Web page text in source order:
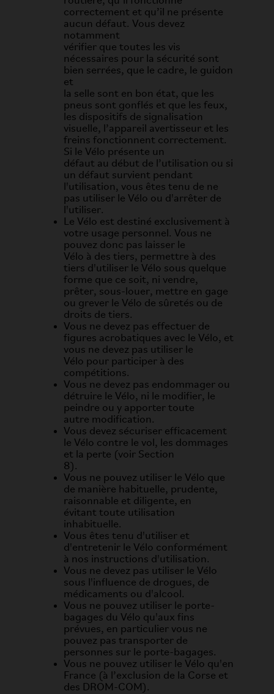
correctement et qu’il ne présente
aucun défaut. Vous devez
notamment
vérifier que toutes les vis
nécessaires pour la sécurité sont
bien serrées, que le cadre, le guidon
et
la selle sont en bon état, que les
pneus sont gonflés et que les feux,
les dispositifs de signalisation
visuelle, l’appareil avertisseur et les
freins fonctionnent correctement.
Si le Vélo présente un
défaut au début de l’utilisation ou si
un défaut survient pendant
l'utilisation, vous êtes tenu de ne
pas utiliser le Vélo ou d'arrêter de
l'utiliser.
Le Vélo est destiné exclusivement à
votre usage personnel. Vous ne
pouvez donc pas laisser le
Vélo à des tiers, permettre à des
tiers d'utiliser le Vélo sous quelque
forme que ce soit, ni vendre,
prêter, sous-louer, mettre en gage
ou grever le Vélo de sûretés ou de
droits de tiers.
Vous ne devez pas effectuer de
figures acrobatiques avec le Vélo, et
vous ne devez pas utiliser le
Vélo pour participer à des
compétitions.
Vous ne devez pas endommager ou
détruire le Vélo, ni le modifier, le
peindre ou y apporter toute
autre modification.
Vous devez sécuriser efficacement
le Vélo contre le vol, les dommages
et la perte (voir Section
8).
Vous ne pouvez utiliser le Vélo que
de manière habituelle, prudente,
raisonnable et diligente, en
évitant toute utilisation
inhabituelle.
Vous êtes tenu d'utiliser et
d'entretenir le Vélo conformément
à nos instructions d'utilisation.
Vous ne devez pas utiliser le Vélo
sous l'influence de drogues, de
médicaments ou d'alcool.
Vous ne pouvez utiliser le porte-
bagages du Vélo qu'aux fins
prévues, en particulier vous ne
pouvez pas transporter de
personnes sur le porte-bagages.
Vous ne pouvez utiliser le Vélo qu'en
France (à l’exclusion de la Corse et
des DROM-COM).